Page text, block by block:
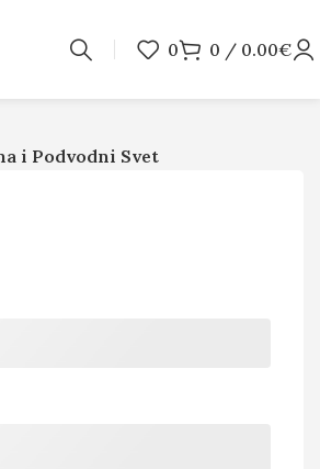
0 0 / 0.00€
i Podvodni Svet